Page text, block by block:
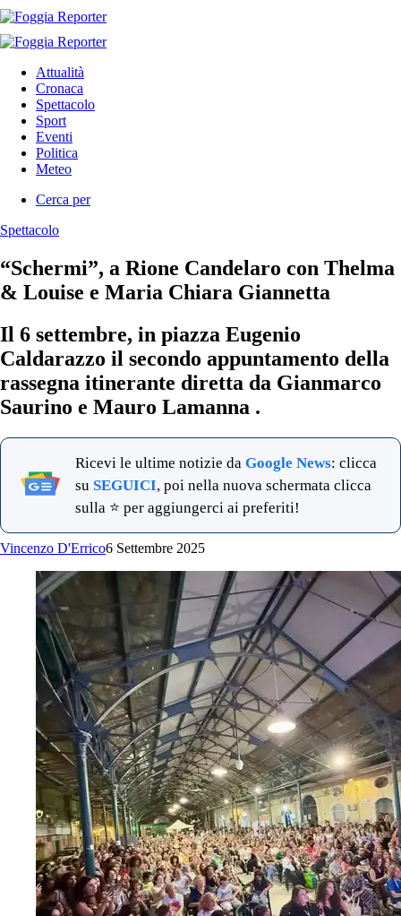
Attualità
Cronaca
Spettacolo
Sport
Eventi
Politica
Meteo
Cerca per
Spettacolo
“Schermi”, a Rione Candelaro con Thelma
& Louise e Maria Chiara Giannetta
Il 6 settembre, in piazza Eugenio
Caldarazzo il secondo appuntamento della
rassegna itinerante diretta da Gianmarco
Saurino e Mauro Lamanna .
Ricevi le ultime notizie da Google News: clicca
su SEGUICI, poi nella nuova schermata clicca
sulla ⭐ per aggiungerci ai preferiti!
Vincenzo D'Errico6 Settembre 2025